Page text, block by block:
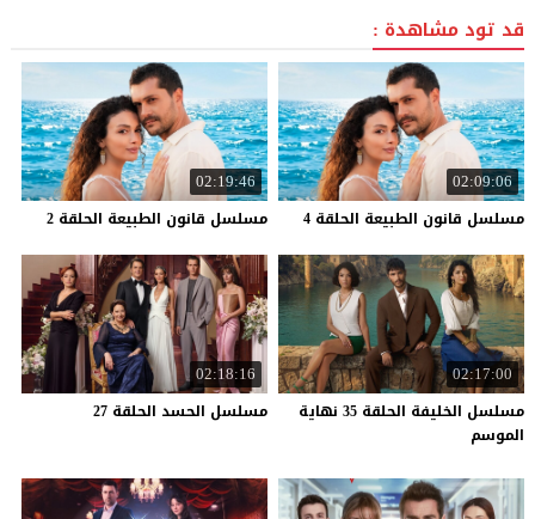
قد تود مشاهدة :
02:09:06
مسلسل قانون الطبيعة الحلقة 4
02:19:46
مسلسل قانون الطبيعة الحلقة 2
02:17:00
مسلسل الخليفة الحلقة 35 نهاية
الموسم
02:18:16
مسلسل الحسد الحلقة 27